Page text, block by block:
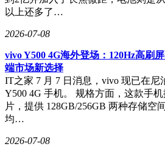
以上还多了…
2026-07-08
vivo Y500 4G海外登场：120Hz高刷
端市场新选择
IT之家 7 月 7 日消息，vivo 现已在尼
Y500 4G 手机。 规格方面，这款手
片，提供 128GB/256GB 两种存储空
均…
2026-07-08